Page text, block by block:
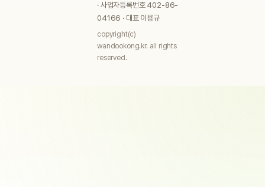
· 사업자등록번호 402-86-
04166 · 대표 이용규
copyright(c)
wandookong.kr. all rights
reserved.